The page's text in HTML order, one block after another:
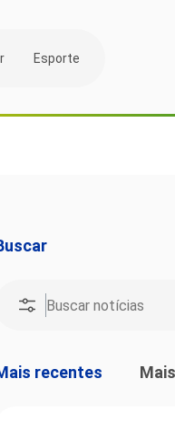
Esporte
recentes